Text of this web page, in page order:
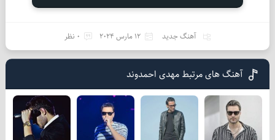
آهنگ جدید 12 مارس 2024 0 نظر
آهنگ های مرتبط مهدی احمدوند